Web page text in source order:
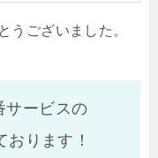
うございました。
サービスの
おります！